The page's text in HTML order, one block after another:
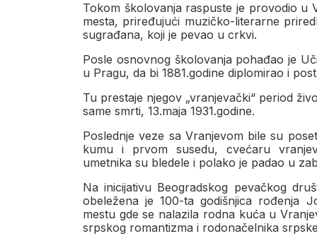
Tokom školovanja raspuste je provodio
mesta, priređujući muzičko-literarne
sugrađana, koji je pevao u crkvi.
Posle osnovnog školovanja pohađao je
u Pragu, da bi 1881.godine diplomirao i
Tu prestaje njegov „vranjevački“ period
same smrti, 13.maja 1931.godine.
Poslednje veze sa Vranjevom bile su
kumu i prvom susedu, cvećaru
umetnika su bledele i polako je padao u
Na inicijativu Beogradskog pevačkog
obeležena je 100-ta godišnjica rođenja
mestu gde se nalazila rodna kuća u
srpskog romantizma i rodonačelnika